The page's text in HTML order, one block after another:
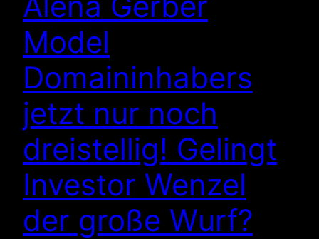
Model
Domaininhabers
jetzt nur noch
dreistellig! Gelingt
Investor Wenzel
der große Wurf?